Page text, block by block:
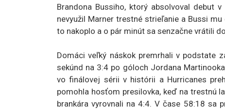
Brandona Bussiho, ktorý absolvoval
nevyužil Marner trestné strieľanie a Bussi
to nakoplo a o pár minút sa senzačne vrátili
Domáci veľký náskok premrhali v podstate
sekúnd na 3:4 po góloch Jordana
vo finálovej sérii v histórii a Hurricanes
pomohla hosťom presilovka, keď na trestnú
brankára vyrovnali na 4:4. V čase 58:18 sa